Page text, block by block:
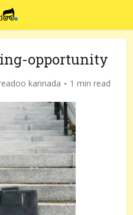
opportunity
kannada 1 min read